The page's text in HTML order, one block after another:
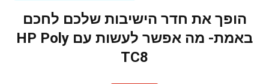
הופך את חדר הישיבות שלכם לחכם
באמת- מה אפשר לעשות עם HP Poly
TC8